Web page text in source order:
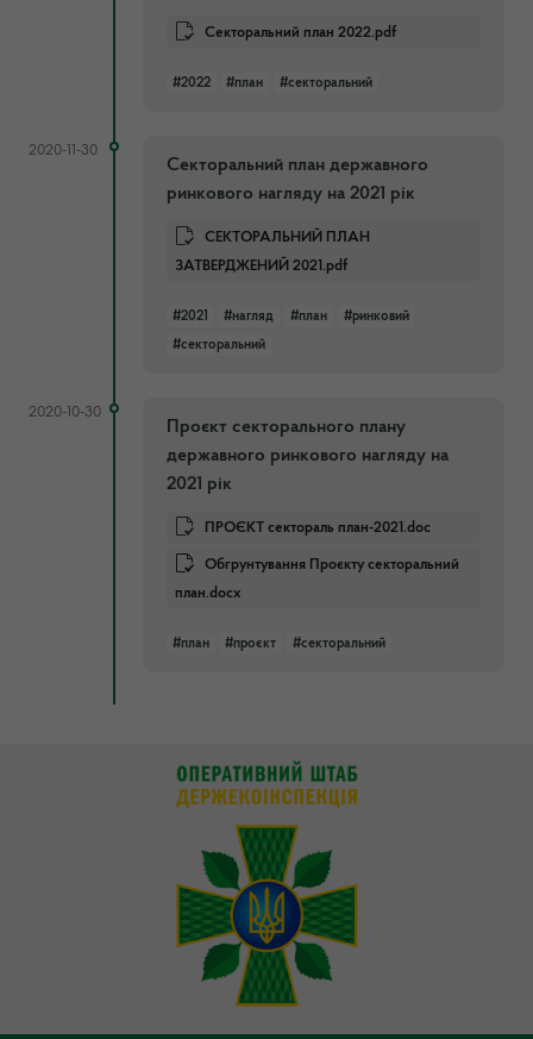
Секторальний план 2022.pdf
#2022 #план #секторальний
2020-11-30
Секторальний план державного
ринкового нагляду на 2021 рік
СЕКТОРАЛЬНИЙ ПЛАН
ЗАТВЕРДЖЕНИЙ 2021.pdf
#2021 #нагляд #план
#ринковий
#секторальний
2020-10-30
Проєкт секторального плану
державного ринкового нагляду на
2021 рік
ПРОЄКТ сектораль план-2021.doc
Обгрунтування Проєкту секторальний
план.docx
#план #проєкт #секторальний